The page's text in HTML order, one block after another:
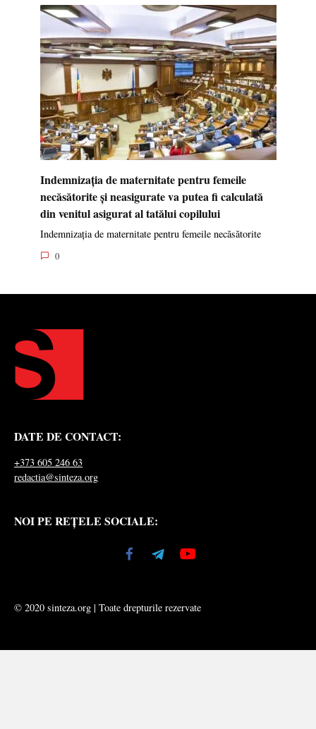
Indemnizația de maternitate pentru femeile
necăsătorite și neasigurate va putea fi calculată
din venitul asigurat al tatălui copilului
Indemnizația de maternitate pentru femeile necăsătorite
0
DATE DE CONTACT:
+373 605 246 63
redactia@sinteza.org
NOI PE REȚELE SOCIALE:
© 2020 sinteza.org | Toate drepturile rezervate